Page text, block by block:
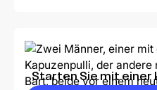
Starten Sie mit einer